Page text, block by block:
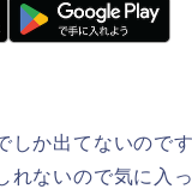
か出てないのです
れないので気に入